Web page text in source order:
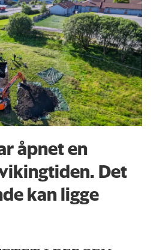
åpnet en
Det
kan ligge